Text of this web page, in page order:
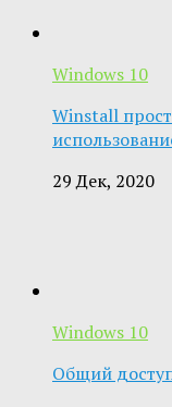
Windows 10
Winstall
29 Дек, 2020
Windows 10
Общий